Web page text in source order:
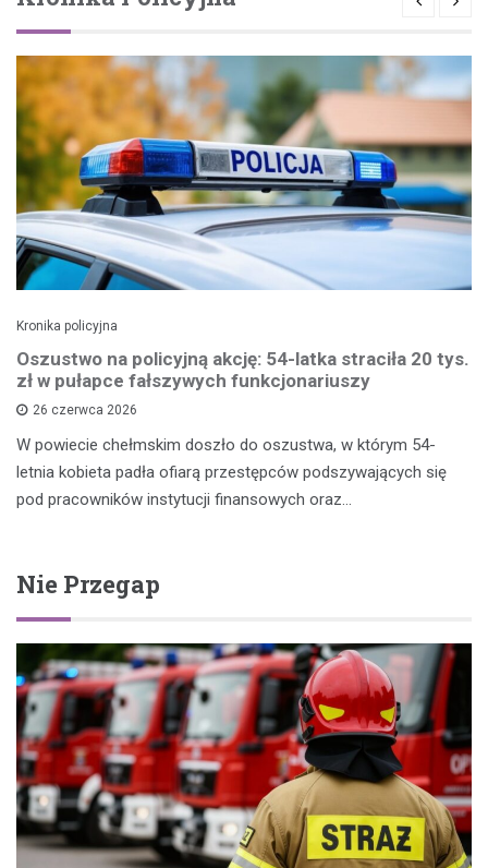
Kronika policyjna
Oszustwo na policyjną akcję: 54-latka straciła 20 tys.
zł w pułapce fałszywych funkcjonariuszy
26 czerwca 2026
W powiecie chełmskim doszło do oszustwa, w którym 54-
letnia kobieta padła ofiarą przestępców podszywających się
pod pracowników instytucji finansowych oraz…
Nie Przegap